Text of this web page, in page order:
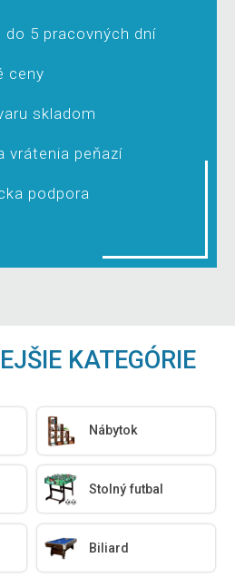
do 5 pracovných dní
ceny
skladom
vrátenia peňazí
podpora
KATEGÓRIE
Nábytok
Stolný futbal
Biliard